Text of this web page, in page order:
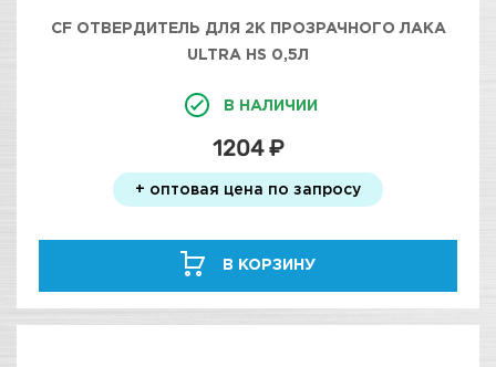
CF ОТВЕРДИТЕЛЬ ДЛЯ 2К ПРОЗРАЧНОГО ЛАКА
ULTRA HS 0,5Л
В НАЛИЧИИ
1204 ₽
+ оптовая цена по запросу
В КОРЗИНУ